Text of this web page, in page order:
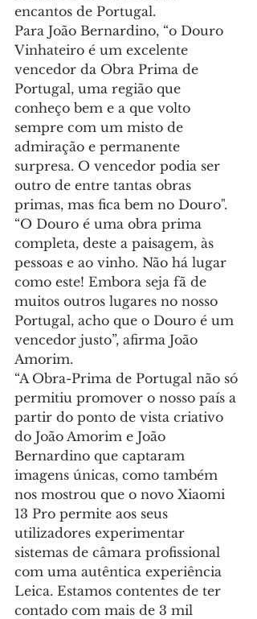
encantos de Portugal.
Para João Bernardino, “o Douro
Vinhateiro é um excelente
vencedor da Obra Prima de
Portugal, uma região que
conheço bem e a que volto
sempre com um misto de
admiração e permanente
surpresa. O vencedor podia ser
outro de entre tantas obras
primas, mas fica bem no Douro".
“O Douro é uma obra prima
completa, deste a paisagem, às
pessoas e ao vinho. Não há lugar
como este! Embora seja fã de
muitos outros lugares no nosso
Portugal, acho que o Douro é um
vencedor justo”, afirma João
Amorim.
“A Obra-Prima de Portugal não só
permitiu promover o nosso país a
partir do ponto de vista criativo
do João Amorim e João
Bernardino que captaram
imagens únicas, como também
nos mostrou que o novo Xiaomi
13 Pro permite aos seus
utilizadores experimentar
sistemas de câmara profissional
com uma autêntica experiência
Leica. Estamos contentes de ter
contado com mais de 3 mil